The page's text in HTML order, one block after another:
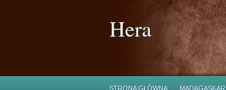
Hera
STRONA GŁÓWNA MADAGASKAR